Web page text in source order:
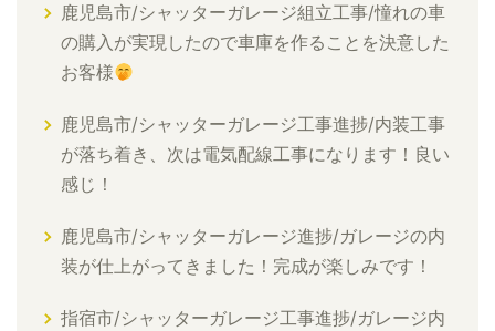
鹿児島市/シャッターガレージ組立工事/憧れの車
の購入が実現したので車庫を作ることを決意した
お客様
鹿児島市/シャッターガレージ工事進捗/内装工事
が落ち着き、次は電気配線工事になります！良い
感じ！
鹿児島市/シャッターガレージ進捗/ガレージの内
装が仕上がってきました！完成が楽しみです！
指宿市/シャッターガレージ工事進捗/ガレージ内